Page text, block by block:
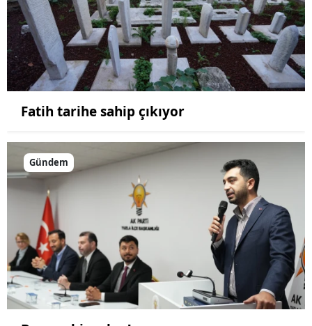
Fatih tarihe sahip çıkıyor
Gündem